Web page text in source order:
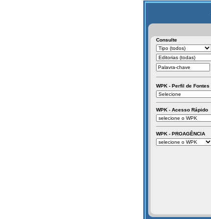
Consulte
WPK - Perfil de Fontes
WPK - Acesso Rápido
WPK - PROAGÊNCIA